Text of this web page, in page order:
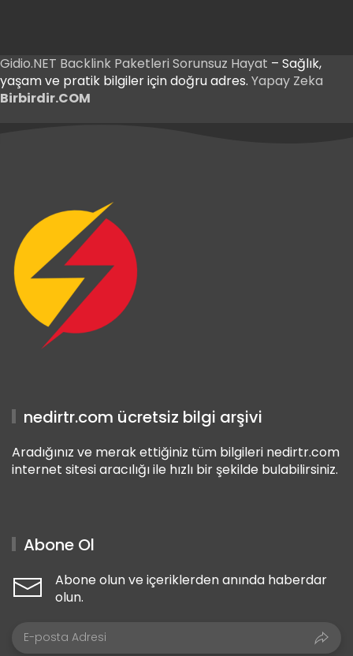
Gidio.NET Backlink Paketleri Sorunsuz Hayat – Sağlık,
yaşam ve pratik bilgiler için doğru adres. Yapay Zeka
Birbirdir.COM
nedirtr.com ücretsiz bilgi arşivi
Aradığınız ve merak ettiğiniz tüm bilgileri nedirtr.com
internet sitesi aracılığı ile hızlı bir şekilde bulabilirsiniz.
Abone Ol
Abone olun ve içeriklerden anında haberdar
olun.